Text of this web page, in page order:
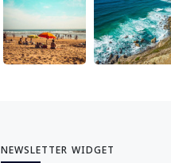
NEWSLETTER WIDGET